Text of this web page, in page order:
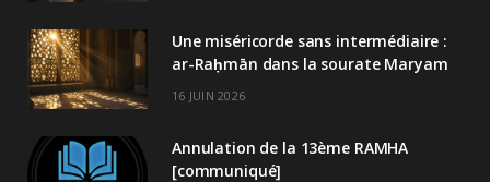
Une miséricorde sans intermédiaire :
ar-Raḥmān dans la sourate Maryam
16 JUIN 2026
Annulation de la 13ème RAMHA
[communiqué]